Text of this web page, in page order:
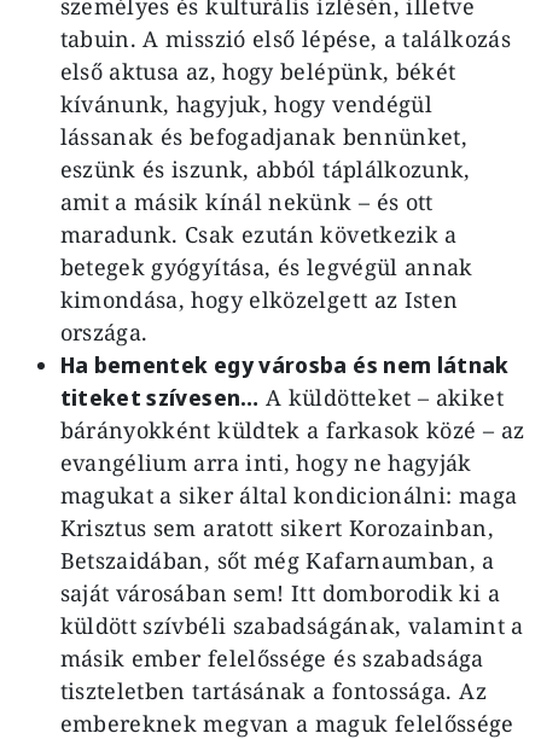
tabuin. A misszió első lépése, a találkozás
első aktusa az, hogy belépünk, békét
kívánunk, hagyjuk, hogy vendégül
lássanak és befogadjanak bennünket,
eszünk és iszunk, abból táplálkozunk,
amit a másik kínál nekünk – és ott
maradunk. Csak ezután következik a
betegek gyógyítása, és legvégül annak
kimondása, hogy elközelgett az Isten
országa.
Ha bementek egy városba és nem látnak
titeket szívesen… A küldötteket – akiket
bárányokként küldtek a farkasok közé – az
evangélium arra inti, hogy ne hagyják
magukat a siker által kondicionálni: maga
Krisztus sem aratott sikert Korozainban,
Betszaidában, sőt még Kafarnaumban, a
saját városában sem! Itt domborodik ki a
küldött szívbéli szabadságának, valamint a
másik ember felelőssége és szabadsága
tiszteletben tartásának a fontossága. Az
embereknek megvan a maguk felelőssége